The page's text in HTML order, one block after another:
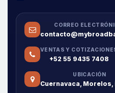
CORREO
VENTAS Y
+52 55 9435 7408
UBICACIÓN
Cuernavaca, Morelos,